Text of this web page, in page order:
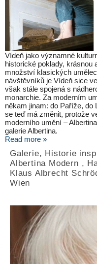
Vídeň jako významné
historické poklady, krásnou
množství klasických
návštěvníků je Vídeň sice
však stále spojená s
monarchie. Za moderním
někam jinam: do Paříže, do
se teď má změnit, protože
moderního umění –
galerie Albertina.
Read more »
Galerie, Historie
Albertina Modern ,
Klaus Albrecht
Wien